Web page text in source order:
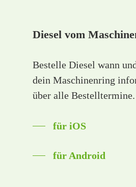
Diesel vom
Bestelle Diesel wann
dein Maschinenring
über alle Bestelltermine.
für iOS
für Android